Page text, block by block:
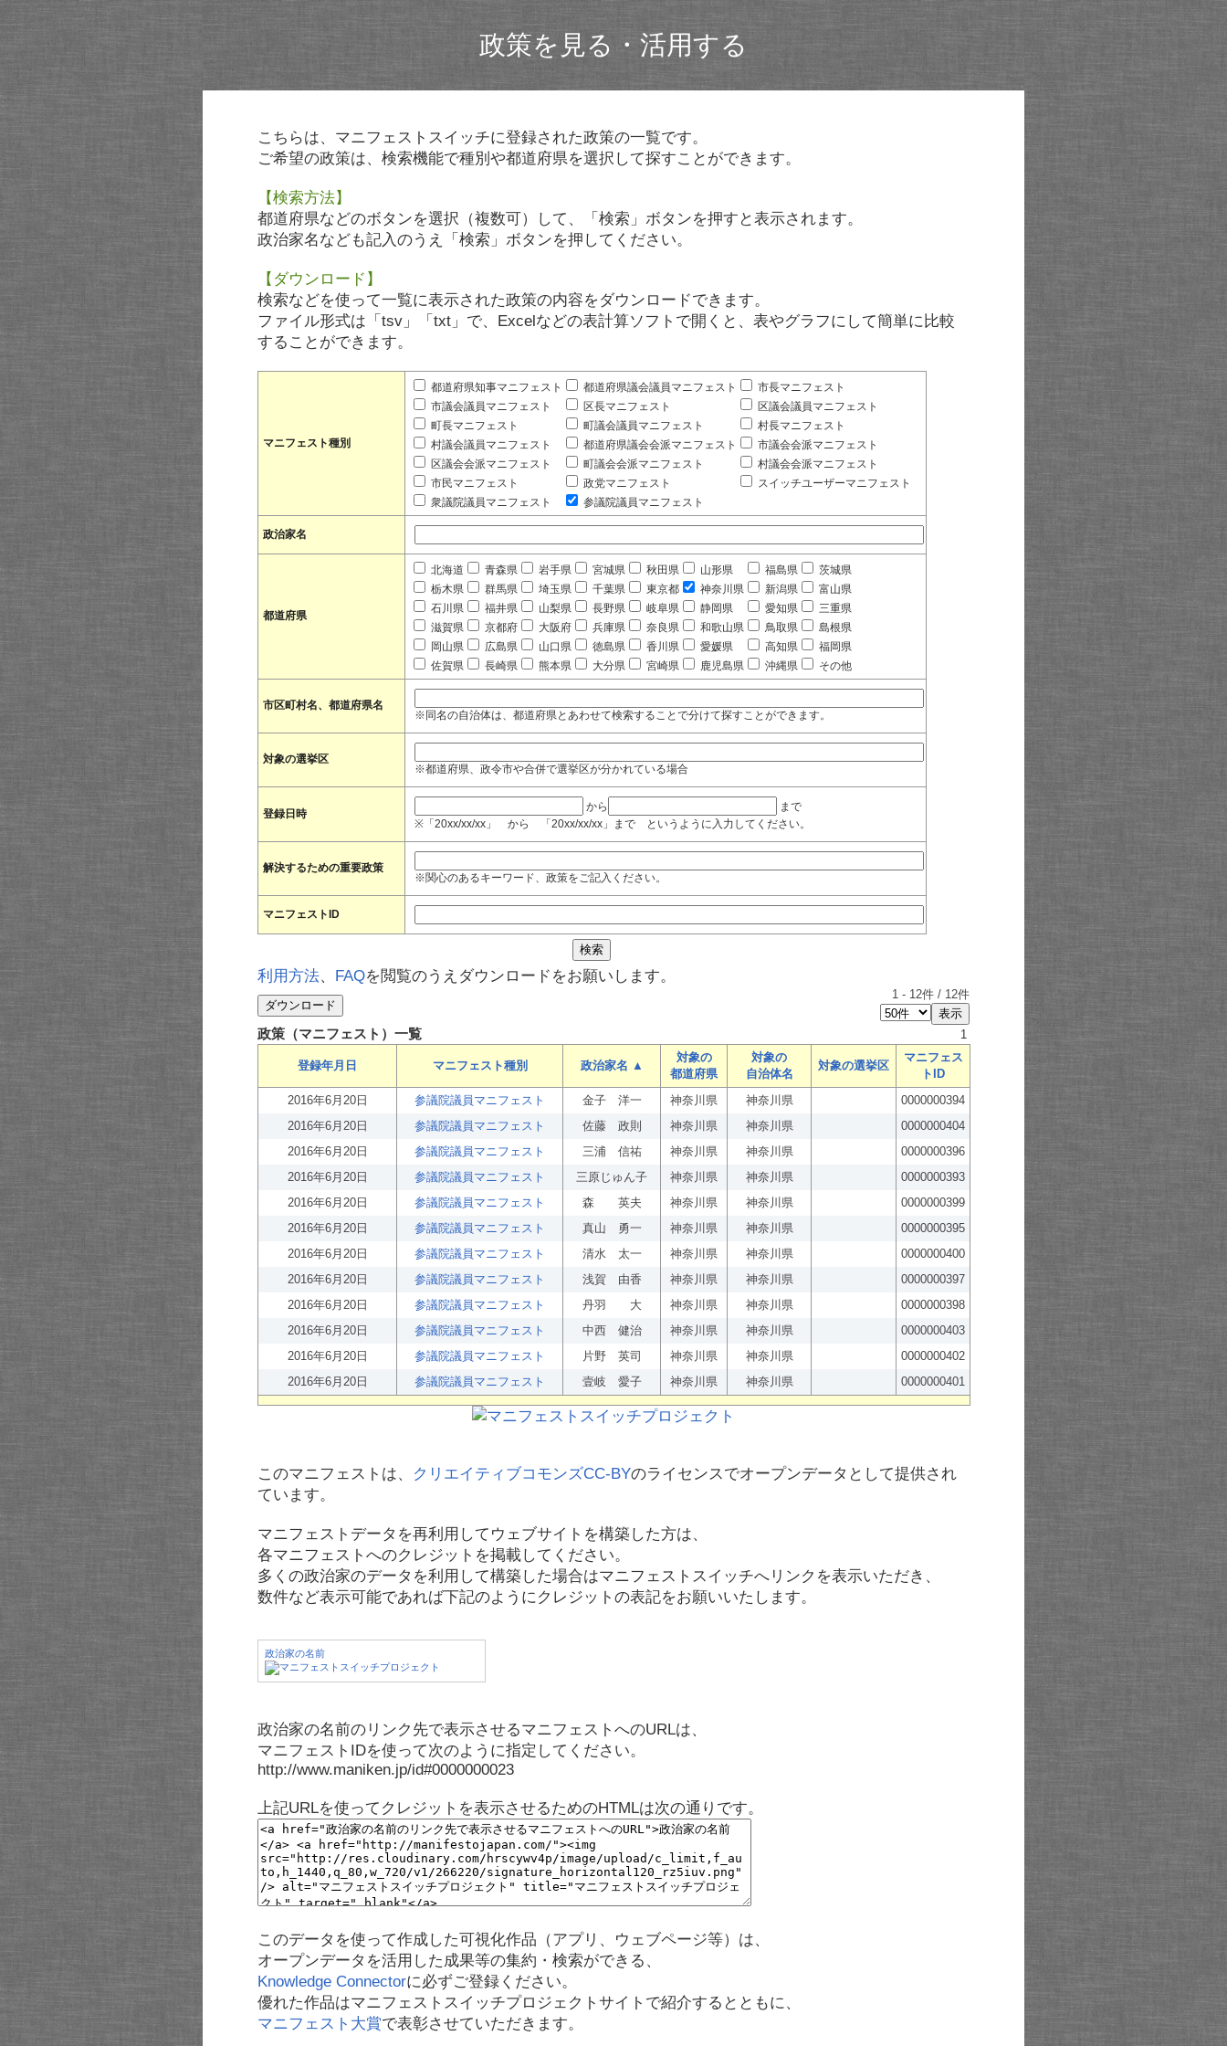
政策を見る・活用する
こちらは、マニフェストスイッチに登録された政策の一覧です。
ご希望の政策は、検索機能で種別や都道府県を選択して探すことができます。
【検索方法】
都道府県などのボタンを選択（複数可）して、「検索」ボタンを押すと表示されます。
政治家名なども記入のうえ「検索」ボタンを押してください。
【ダウンロード】
検索などを使って一覧に表示された政策の内容をダウンロードできます。
ファイル形式は「tsv」「txt」で、Excelなどの表計算ソフトで開くと、表やグラフにして簡単に比較
することができます。
マニフェスト種別
都道府県知事マニフェスト 都道府県議会議員マニフェスト
市長マニフェスト
市議会議員マニフェスト
区長マニフェスト
区議会議員マニフェスト
町長マニフェスト
町議会議員マニフェスト
村長マニフェスト
村議会議員マニフェスト
都道府県議会会派マニフェスト
市議会会派マニフェスト
区議会会派マニフェスト
町議会会派マニフェスト
村議会会派マニフェスト
市民マニフェスト
政党マニフェスト
スイッチユーザーマニフェスト
衆議院議員マニフェスト
参議院議員マニフェスト
政治家名
都道府県
北海道 青森県 岩手県 宮城県 秋田県 山形県 福島県
茨城県
栃木県
群馬県 埼玉県 千葉県 東京都 神奈川県 新潟県
富山県
石川県
福井県 山梨県 長野県 岐阜県 静岡県 愛知県
三重県
滋賀県
京都府 大阪府 兵庫県 奈良県 和歌山県 鳥取県
島根県
岡山県
広島県 山口県 徳島県 香川県 愛媛県 高知県
福岡県
佐賀県
長崎県 熊本県 大分県 宮崎県 鹿児島県 沖縄県 その他
市区町村名、都道府県名
※同名の自治体は、都道府県とあわせて検索することで分けて探すことができます。
対象の選挙区
※都道府県、政令市や合併で選挙区が分かれている場合
登録日時
から
まで
※「20xx/xx/xx」 から 「20xx/xx/xx」まで というように入力してください。
解決するための重要政策
※関心のあるキーワード、政策をご記入ください。
マニフェストID
利用方法、 FAQを閲覧のうえダウンロードをお願いします。
1 - 12件 / 12件
政策（マニフェスト）一覧 1
登録年月日 マニフェスト種別 政治家名 ▲
対象の
都道府県
対象の
自治体名
対象の選挙区
マニフェス
トID
2016年6月20日
参議院議員マニフェスト 金子 洋一 神奈川県 神奈川県
0000000394
2016年6月20日
参議院議員マニフェスト 佐藤 政則 神奈川県 神奈川県
0000000404
2016年6月20日
参議院議員マニフェスト 三浦 信祐 神奈川県 神奈川県
0000000396
2016年6月20日
参議院議員マニフェスト 三原じゅん子 神奈川県 神奈川県
0000000393
2016年6月20日
参議院議員マニフェスト 森 英夫 神奈川県 神奈川県
0000000399
2016年6月20日
参議院議員マニフェスト 真山 勇一 神奈川県 神奈川県
0000000395
2016年6月20日
参議院議員マニフェスト 清水 太一 神奈川県 神奈川県
0000000400
2016年6月20日
参議院議員マニフェスト 浅賀 由香 神奈川県 神奈川県
0000000397
2016年6月20日
参議院議員マニフェスト 丹羽 大 神奈川県 神奈川県
0000000398
2016年6月20日
参議院議員マニフェスト 中西 健治 神奈川県 神奈川県
0000000403
2016年6月20日
参議院議員マニフェスト 片野 英司 神奈川県 神奈川県
0000000402
2016年6月20日
参議院議員マニフェスト 壹岐 愛子 神奈川県 神奈川県 0000000401
このマニフェストは、 クリエイティブコモンズCC-BYのライセンスでオープンデータとして提供され
ています。
マニフェストデータを再利用してウェブサイトを構築した方は、
各マニフェストへのクレジットを掲載してください。
多くの政治家のデータを利用して構築した場合はマニフェストスイッチへリンクを表示いただき、
数件など表示可能であれば下記のようにクレジットの表記をお願いいたします。
政治家の名前
政治家の名前のリンク先で表示させるマニフェストへのURLは、
マニフェストIDを使って次のように指定してください。
http://www.maniken.jp/id#0000000023
上記URLを使ってクレジットを表示させるためのHTMLは次の通りです。
このデータを使って作成した可視化作品（アプリ、ウェブページ等）は、
オープンデータを活用した成果等の集約・検索ができる、
Knowledge Connectorに必ずご登録ください。
優れた作品はマニフェストスイッチプロジェクトサイトで紹介するとともに、
マニフェスト大賞で表彰させていただきます。